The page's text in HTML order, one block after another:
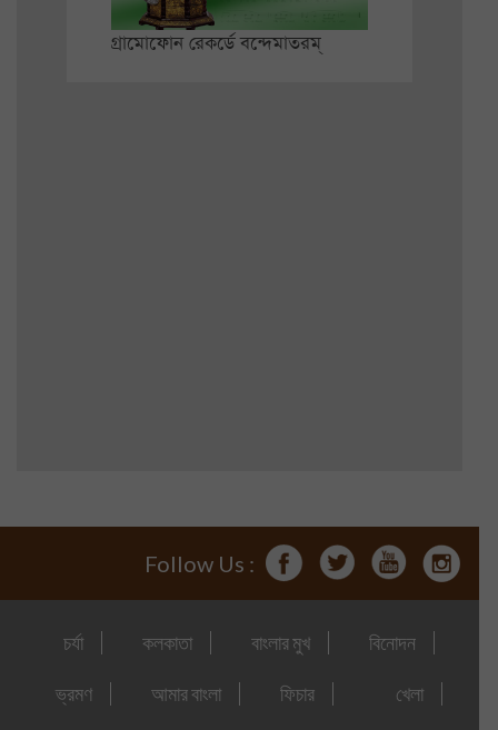
গ্রামোফোন রেকর্ডে বন্দেমাতরম্
Follow Us :
চর্যা কলকাতা বাংলার মুখ বিনোদন
ভ্রমণ আমার বাংলা ফিচার খেলা